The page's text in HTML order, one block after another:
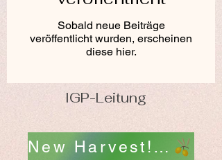
Sobald neue Beiträge
veröffentlicht wurden, erscheinen
diese hier.
IGP-Leitung
New Harvest! Nuovo Raccolto! scopri i nostri Oli !